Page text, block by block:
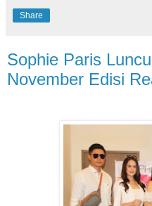
Share
Sophie Paris
November Edisi